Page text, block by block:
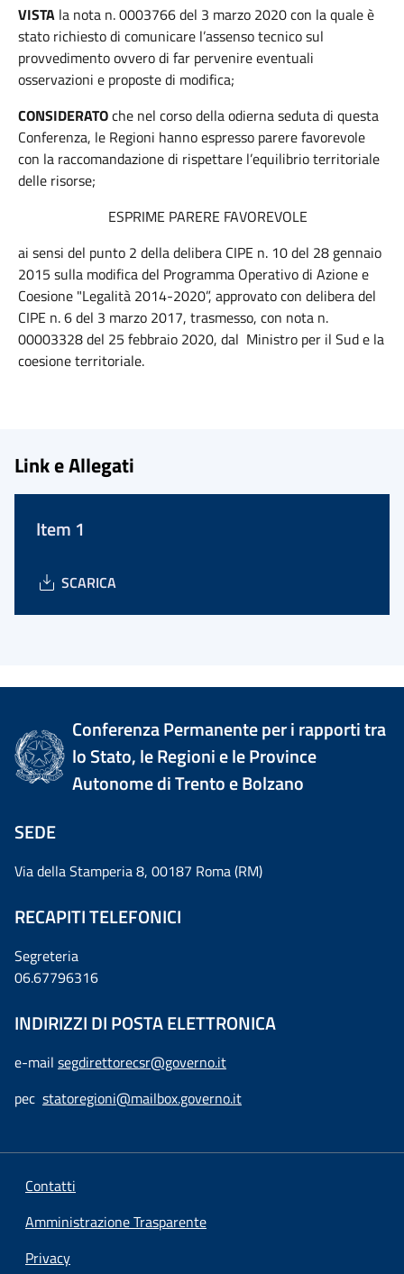
VISTA la nota n. 0003766 del 3 marzo 2020 con la quale è
stato richiesto di comunicare l’assenso tecnico sul
provvedimento ovvero di far pervenire eventuali
osservazioni e proposte di modifica;
CONSIDERATOche nel corso della odierna seduta di questa
Conferenza, le Regioni hanno espresso parere favorevole
con la raccomandazione di rispettare l’equilibrio territoriale
delle risorse;
ESPRIME PARERE FAVOREVOLE
ai sensi del punto 2 della delibera CIPE n. 10 del 28 gennaio
2015 sulla modifica del Programma Operativo di Azione e
Coesione "Legalità 2014-2020”, approvato con delibera del
CIPE n. 6 del 3 marzo 2017, trasmesso, con nota n.
00003328 del 25 febbraio 2020, dal Ministro per il Sud e la
coesione territoriale.
Link e Allegati
Item 1
SCARICA
Conferenza Permanente per i rapporti tra
lo Stato, le Regioni e le Province
Autonome di Trento e Bolzano
SEDE
Via della Stamperia 8, 00187 Roma (RM)
RECAPITI TELEFONICI
Segreteria
06.67796316
INDIRIZZI DI POSTA ELETTRONICA
e-mail segdirettorecsr@governo.it
pec statoregioni@mailbox.governo.it
Contatti
Amministrazione Trasparente
Privacy